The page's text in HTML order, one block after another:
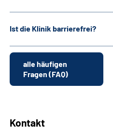
Ist die Klinik barrierefrei?
alle häufigen
Fragen (FAQ)
Kontakt